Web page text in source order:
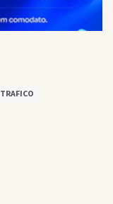
TRAFICO